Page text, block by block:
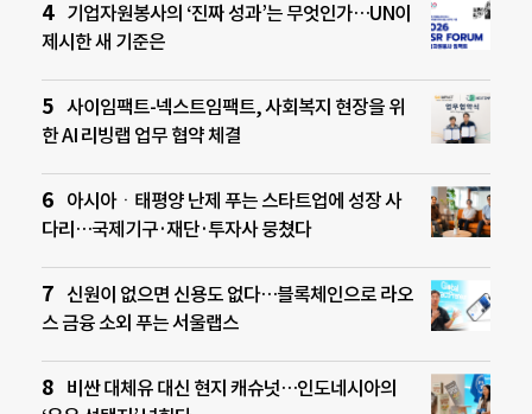
기업자원봉사의 ‘진짜 성과’는 무엇인가…UN이
제시한 새 기준은
사이임팩트-넥스트임팩트, 사회복지 현장을 위
한 AI 리빙랩 업무 협약 체결
아시아ㆍ태평양 난제 푸는 스타트업에 성장 사
다리…국제기구·재단·투자사 뭉쳤다
신원이 없으면 신용도 없다…블록체인으로 라오
스 금융 소외 푸는 서울랩스
비싼 대체유 대신 현지 캐슈넛…인도네시아의